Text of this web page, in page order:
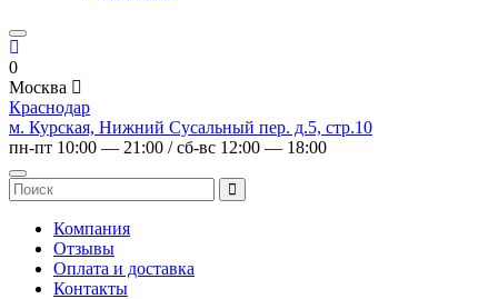
0
Москва
Краснодар
м. Курская, Нижний Сусальный пер. д.5, стр.10
пн-пт 10:00 — 21:00 / сб-вс 12:00 — 18:00
Компания
Отзывы
Оплата и доставка
Контакты